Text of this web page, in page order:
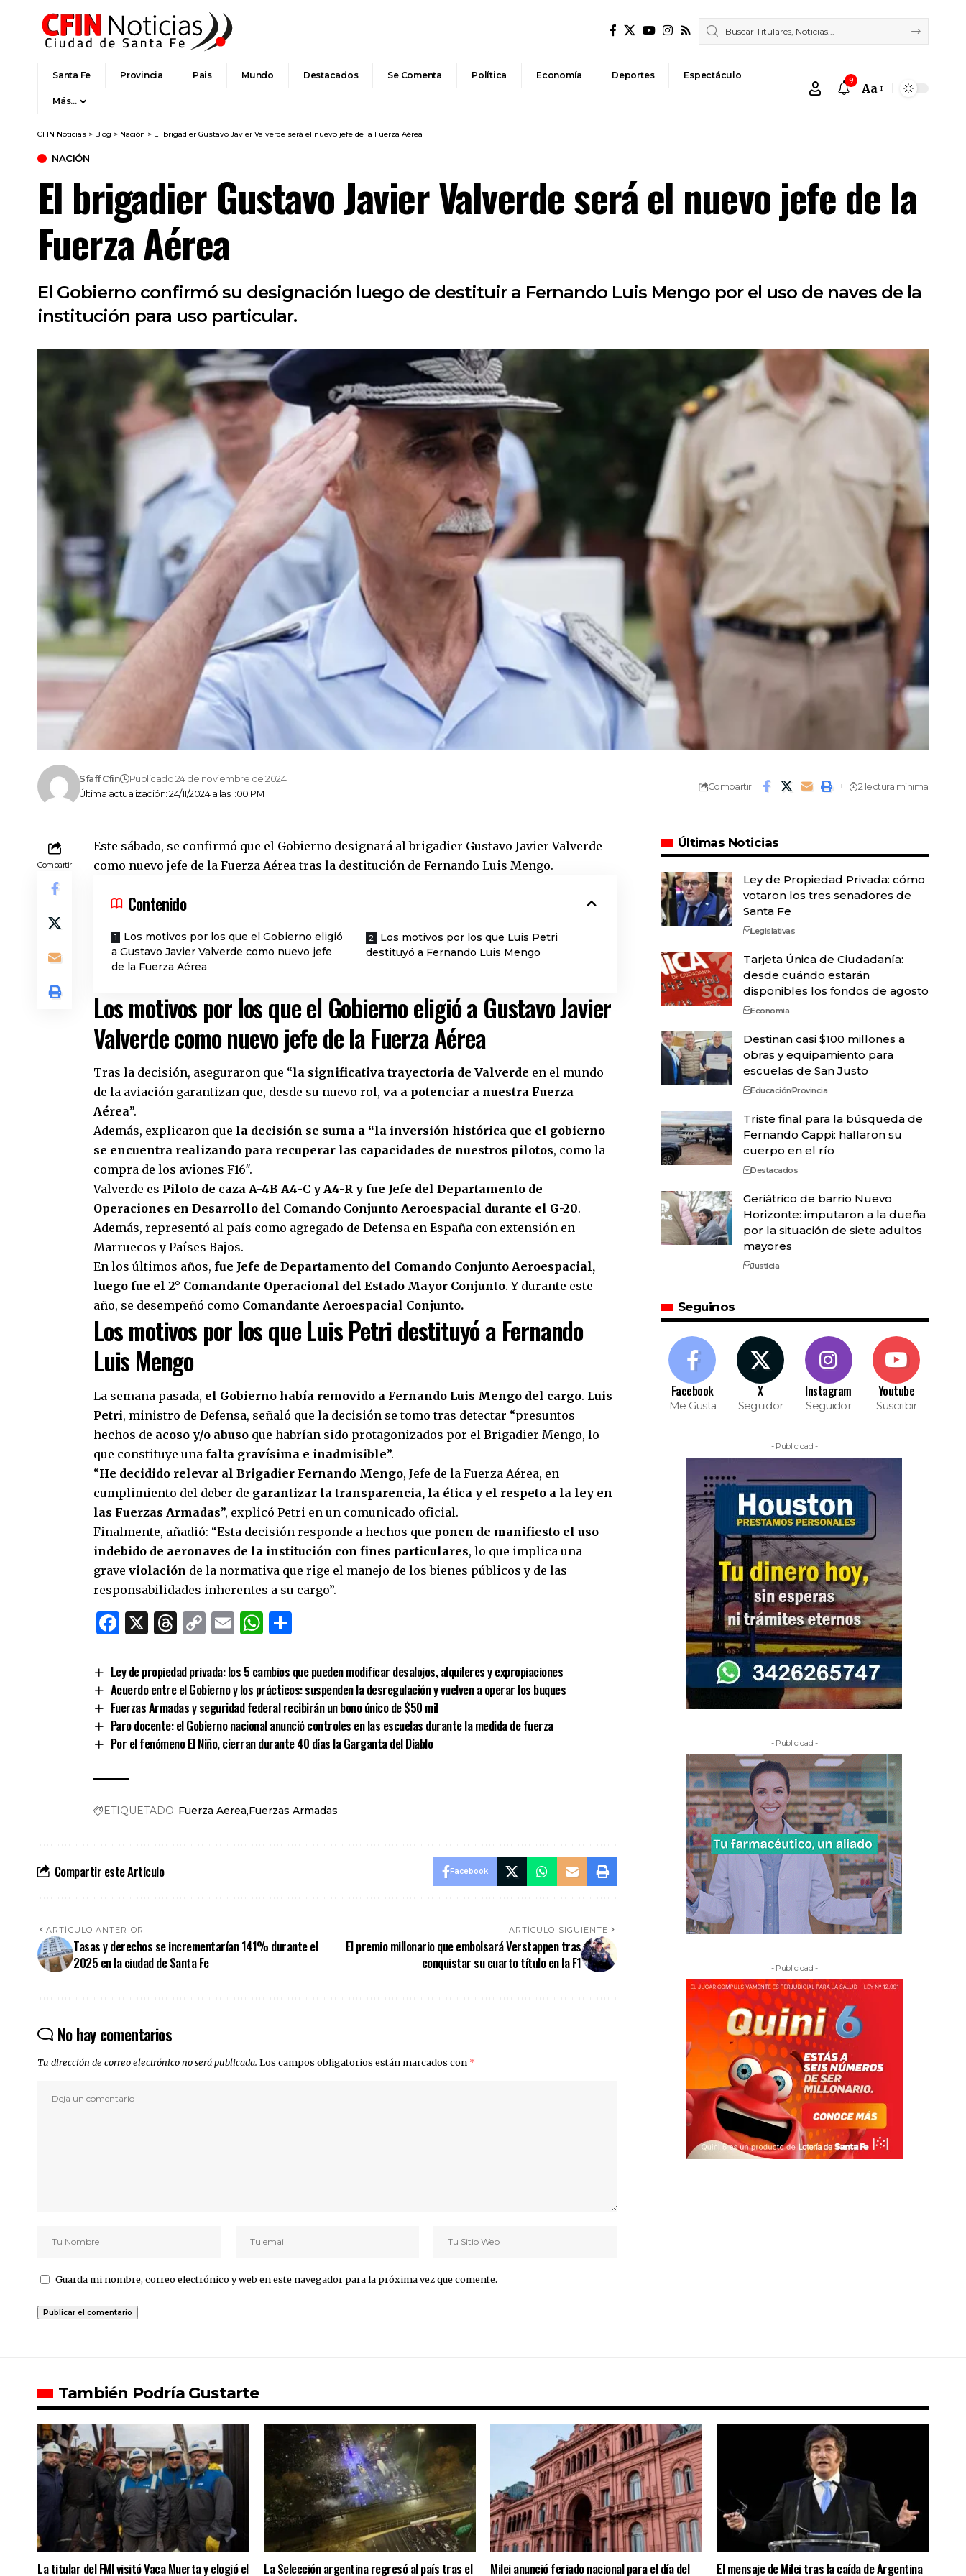
Santa Fe Provincia Pais Mundo Destacados Se Comenta Política Economía Deportes Espectáculo
Más…
9
Font
Aa
CFIN Noticias > Blog > Nación > El brigadier Gustavo Javier Valverde será el nuevo jefe de la Fuerza Aérea
NACIÓN
El brigadier Gustavo Javier Valverde será el nuevo jefe de la
Fuerza Aérea
El Gobierno confirmó su designación luego de destituir a Fernando Luis Mengo por el uso de naves de la
institución para uso particular.
Última actualización: 24/11/2024 a las 1:00 PM
Sfaff Cfin Publicado 24 de noviembre de 2024
Compartir 2 lectura mínima
Compartir
Este sábado, se confirmó que el Gobierno designará al brigadier Gustavo Javier Valverde
como nuevo jefe de la Fuerza Aérea tras la destitución de Fernando Luis Mengo.
Contenido
Los motivos por los que el Gobierno eligió
a Gustavo Javier Valverde como nuevo jefe
de la Fuerza Aérea
Los motivos por los que Luis Petri
destituyó a Fernando Luis Mengo
Los motivos por los que el Gobierno eligió a Gustavo Javier
Valverde como nuevo jefe de la Fuerza Aérea
Tras la decisión, aseguraron que “la significativa trayectoria de Valverde en el mundo
de la aviación garantizan que, desde su nuevo rol, va a potenciar a nuestra Fuerza
Aérea”.
Además, explicaron que la decisión se suma a “la inversión histórica que el gobierno
se encuentra realizando para recuperar las capacidades de nuestros pilotos, como la
compra de los aviones F16″.
Valverde es Piloto de caza A-4B A4-C y A4-R y fue Jefe del Departamento de
Operaciones en Desarrollo del Comando Conjunto Aeroespacial durante el G-20.
Además, representó al país como agregado de Defensa en España con extensión en
Marruecos y Países Bajos.
En los últimos años, fue Jefe de Departamento del Comando Conjunto Aeroespacial,
luego fue el 2° Comandante Operacional del Estado Mayor Conjunto. Y durante este
año, se desempeñó como Comandante Aeroespacial Conjunto.
Los motivos por los que Luis Petri destituyó a Fernando
Luis Mengo
La semana pasada, el Gobierno había removido a Fernando Luis Mengo del cargo. Luis
Petri, ministro de Defensa, señaló que la decisión se tomo tras detectar “presuntos
hechos de acoso y/o abuso que habrían sido protagonizados por el Brigadier Mengo, lo
que constituye una falta gravísima e inadmisible”.
“He decidido relevar al Brigadier Fernando Mengo, Jefe de la Fuerza Aérea, en
cumplimiento del deber de garantizar la transparencia, la ética y el respeto a la ley en
las Fuerzas Armadas”, explicó Petri en un comunicado oficial.
Finalmente, añadió: “Esta decisión responde a hechos que ponen de manifiesto el uso
indebido de aeronaves de la institución con fines particulares, lo que implica una
grave violación de la normativa que rige el manejo de los bienes públicos y de las
responsabilidades inherentes a su cargo”.
Facebook
X Threads
CopyEmailWhatsApp
Ley de propiedad privada: los 5 cambios que pueden modificar desalojos, alquileres y expropiaciones
Acuerdo entre el Gobierno y los prácticos: suspenden la desregulación y vuelven a operar los buques
Fuerzas Armadas y seguridad federal recibirán un bono único de $50 mil
Paro docente: el Gobierno nacional anunció controles en las escuelas durante la medida de fuerza
Por el fenómeno El Niño, cierran durante 40 días la Garganta del Diablo
ETIQUETADO: Fuerza Aerea Fuerzas Armadas
Compartir este Artículo Facebook
ARTÍCULO ANTERIOR
Tasas y derechos se incrementarían 141% durante el
2025 en la ciudad de Santa Fe
ARTÍCULO SIGUIENTE
El premio millonario que embolsará Verstappen tras
conquistar su cuarto título en la F1
No hay comentarios
Tu dirección de correo electrónico no será publicada. Los campos obligatorios están marcados con *
Guarda mi nombre, correo electrónico y web en este navegador para la próxima vez que comente.
Últimas Noticias
Ley de Propiedad Privada: cómo
votaron los tres senadores de
Santa Fe
Legislativas
Tarjeta Única de Ciudadanía:
desde cuándo estarán
disponibles los fondos de agosto
Economía
Destinan casi $100 millones a
obras y equipamiento para
escuelas de San Justo
EducaciónProvincia
Triste final para la búsqueda de
Fernando Cappi: hallaron su
cuerpo en el río
Destacados
Geriátrico de barrio Nuevo
Horizonte: imputaron a la dueña
por la situación de siete adultos
mayores
Justicia
Seguinos
Facebook
Me Gusta
X
Seguidor
Instagram
Seguidor
Youtube
Suscribir
- Publicidad -
- Publicidad -
- Publicidad -
También Podría Gustarte
La titular del FMI visitó Vaca Muerta y elogió el La Selección argentina regresó al país tras el Milei anunció feriado nacional para el día del El mensaje de Milei tras la caída de Argentina